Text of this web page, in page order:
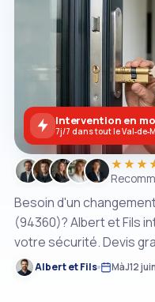
Besoin d'un
(94360)? Albert et Fils
votre sécurité. Devis
Albert et Fils MàJ12
Intervention en
7j/7 dans tout le